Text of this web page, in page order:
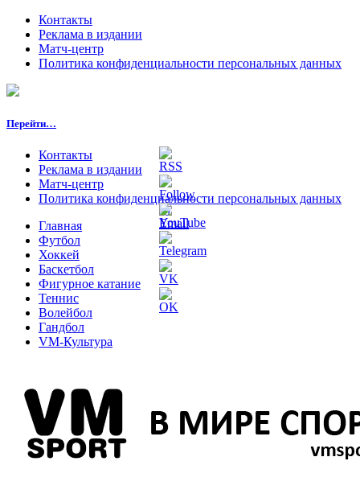
Контакты
Реклама в издании
Матч-центр
Политика конфиденциальности персональных данных
Перейти…
Контакты
Реклама в издании
Матч-центр
Политика конфиденциальности персональных данных
Главная
Футбол
Хоккей
Баскетбол
Фигурное катание
Теннис
Волейбол
Гандбол
VM-Культура